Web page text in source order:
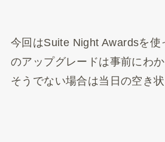
今回はSuite Night Awardsを使
のアップグレードは事前にわか
そうでない場合は当日の空き状